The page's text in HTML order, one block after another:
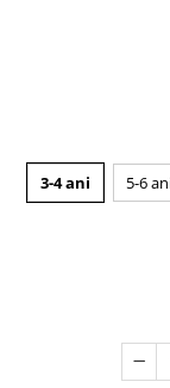
3-4 ani 5-6